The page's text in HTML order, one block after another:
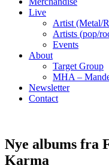
Live
Artist (Metal/
Artists (pop/
Events
About
Target Group
MHA –
Newsletter
Contact
Nye albums fra
Karma